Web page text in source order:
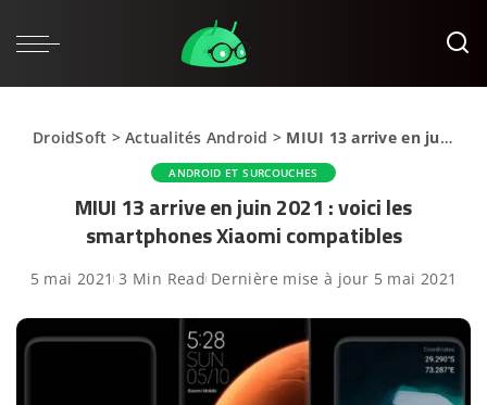
DroidSoft >Actualités Android > MIUI 13 arrive en juin 2021 : voici les smartphones Xiaomi compatibles
ANDROID ET SURCOUCHES
MIUI 13 arrive en juin 2021 : voici les
smartphones Xiaomi compatibles
5 mai 2021 3 Min Read Dernière mise à jour 5 mai 2021